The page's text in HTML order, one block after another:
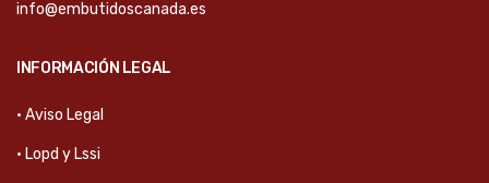
info@embutidoscanada.es
INFORMACIÓN LEGAL
· Aviso Legal
· Lopd y Lssi